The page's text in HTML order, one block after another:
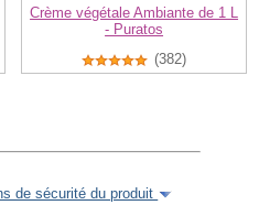
Crème végétale Ambiante de 1 L
- Puratos
(382)
de sécurité du produit